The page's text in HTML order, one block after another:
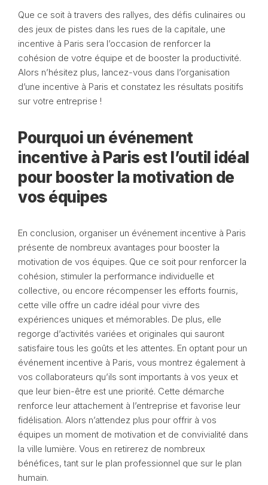
Que ce soit à travers des rallyes, des défis culinaires ou
des jeux de pistes dans les rues de la capitale, une
incentive à Paris sera l’occasion de renforcer la
cohésion de votre équipe et de booster la productivité.
Alors n’hésitez plus, lancez-vous dans l’organisation
d’une incentive à Paris et constatez les résultats positifs
sur votre entreprise !
Pourquoi un événement
incentive à Paris est l’outil idéal
pour booster la motivation de
vos équipes
En conclusion, organiser un événement incentive à Paris
présente de nombreux avantages pour booster la
motivation de vos équipes. Que ce soit pour renforcer la
cohésion, stimuler la performance individuelle et
collective, ou encore récompenser les efforts fournis,
cette ville offre un cadre idéal pour vivre des
expériences uniques et mémorables. De plus, elle
regorge d’activités variées et originales qui sauront
satisfaire tous les goûts et les attentes. En optant pour un
événement incentive à Paris, vous montrez également à
vos collaborateurs qu’ils sont importants à vos yeux et
que leur bien-être est une priorité. Cette démarche
renforce leur attachement à l’entreprise et favorise leur
fidélisation. Alors n’attendez plus pour offrir à vos
équipes un moment de motivation et de convivialité dans
la ville lumière. Vous en retirerez de nombreux
bénéfices, tant sur le plan professionnel que sur le plan
humain.